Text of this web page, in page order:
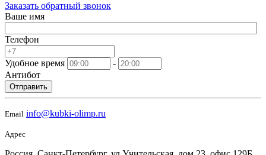
Заказать обратный звонок
Ваше имя
Телефон
Удобное время
-
Антибот
Отправить
Email info@kubki-olimp.ru
Адрес